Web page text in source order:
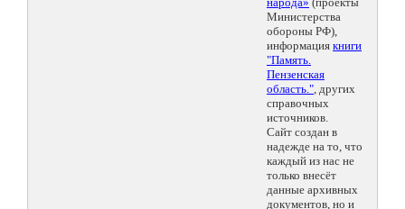
Министерства
обороны РФ),
информация книги
"Память.
Пензенская
область.", других
справочных
источников.
Сайт создан в
надежде на то, что
каждый из нас не
только внесёт
данные архивных
документов, но и